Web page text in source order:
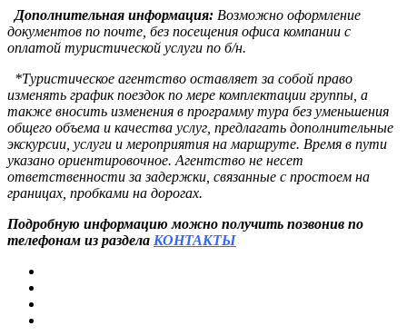
Дополнительная информация: Возможно оформление
документов по почте, без посещения офиса компании с
оплатой туристической услуги по б/н.
*Туристическое агентство оставляет за собой право
изменять график поездок по мере комплектации группы, а
также вносить изменения в программу тура без уменьшения
общего объема и качества услуг, предлагать дополнительные
экскурсии, услуги и мероприятия на маршруте. Время в пути
указано ориентировочное. Агентство не несет
ответственности за задержки, связанные с простоем на
границах, пробками на дорогах.
Подробную информацию можно получить позвонив по
телефонам из раздела КОНТАКТЫ